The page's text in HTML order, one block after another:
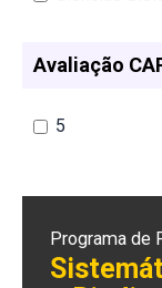
Avaliação
5
Programa de